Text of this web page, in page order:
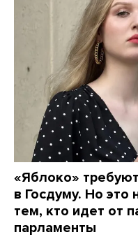
«Яблоко»
в Госдуму. Но
тем, кто идет от
парламенты